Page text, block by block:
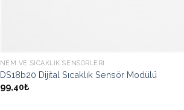
NEM VE SICAKLIK SENSÖRLERI
DS18b20 Dijital Sıcaklık Sensör Modülü
99,40₺